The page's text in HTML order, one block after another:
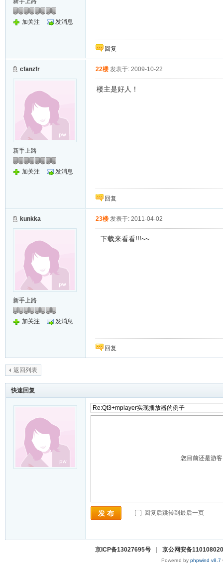
加关注 发消息
回复
cfanzfr
新手上路
加关注 发消息
22楼 发表于: 2009-10-22
楼主是好人！
回复
kunkka
新手上路
加关注 发消息
23楼 发表于: 2011-04-02
下载来看看!!!~~
回复
返回列表
快速回复
您目前还是游
发 布 回复后跳转到最后一页
京ICP备13027695号 京公网安备
Powered by phpwind v8.7